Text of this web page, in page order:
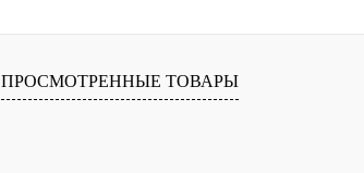
ПРОСМОТРЕННЫЕ ТОВАРЫ